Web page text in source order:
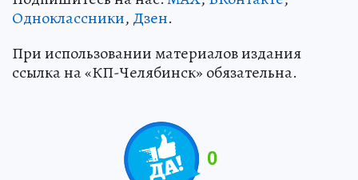
Одноклассники, Дзен.
При использовании материалов издания
ссылка на «КП-Челябинск» обязательна.
0